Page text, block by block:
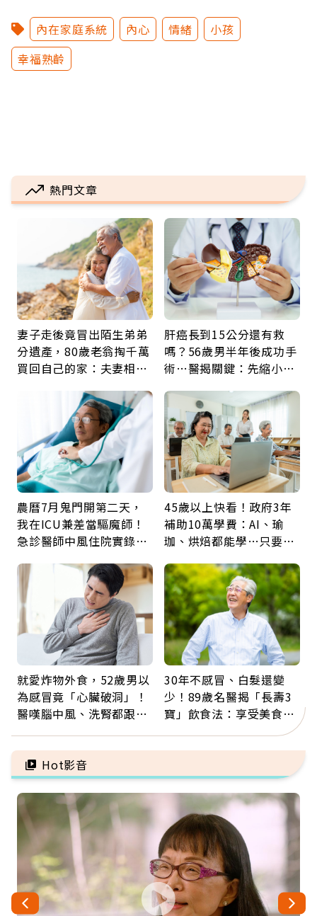
內在家庭系統 內心 情緒
小孩
幸福熟齡
熱門文章
妻子走後竟冒出陌生弟弟
分遺產，80歲老翁掏千萬
買回自己的家：夫妻相守
肝癌長到15公分還有救
嗎？56歲男半年後成功手
術…醫揭關鍵：先縮小腫
農曆7月鬼門開第二天，
我在ICU兼差當驅魔師！
急診醫師中風住院實錄：
45歲以上快看！政府3年
補助10萬學費：AI、瑜
珈、烘焙都能學…只要願
就愛炸物外食，52歲男以
為感冒竟「心臟破洞」！
醫嘆腦中風、洗腎都跟它
救
30年不感冒、白髮還變
少！89歲名醫揭「長壽3
寶」飲食法：享受美食不
忌口，偶爾也該吃點肉
Hot影音